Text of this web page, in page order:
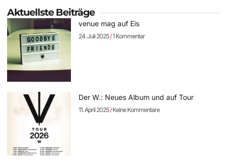
Aktuellste Beiträge
venue mag auf Eis
24. Juli 2025 1 Kommentar
Der W.: Neues Album und auf Tour
11. April 2025 Keine Kommentare